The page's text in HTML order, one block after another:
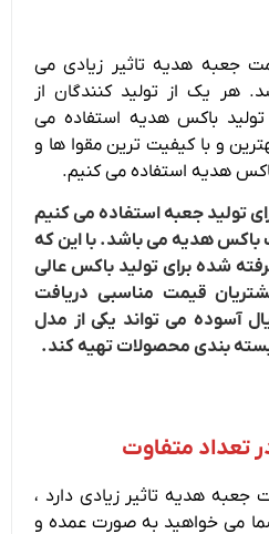
جعبه هدیه تاثیر زیادی می‌
هر یک از تولید کنندگان از
تولید باکس هدیه استفاده می‌
و با کیفیت ترین مقوا ها و
هدیه استفاده می کنیم.
تولید جعبه استفاده می کنیم
باکس هدیه می باشد. با این که
شده برای تولید باکس عالی
قیمت مناسبی دریافت
آسوده می تواند یکی از مدل‌
بندی محصولات تهیه کند.
تعداد متفاوت
جعبه هدیه تاثیر زیادی دارد ،
می خواهید به صورت عمده و